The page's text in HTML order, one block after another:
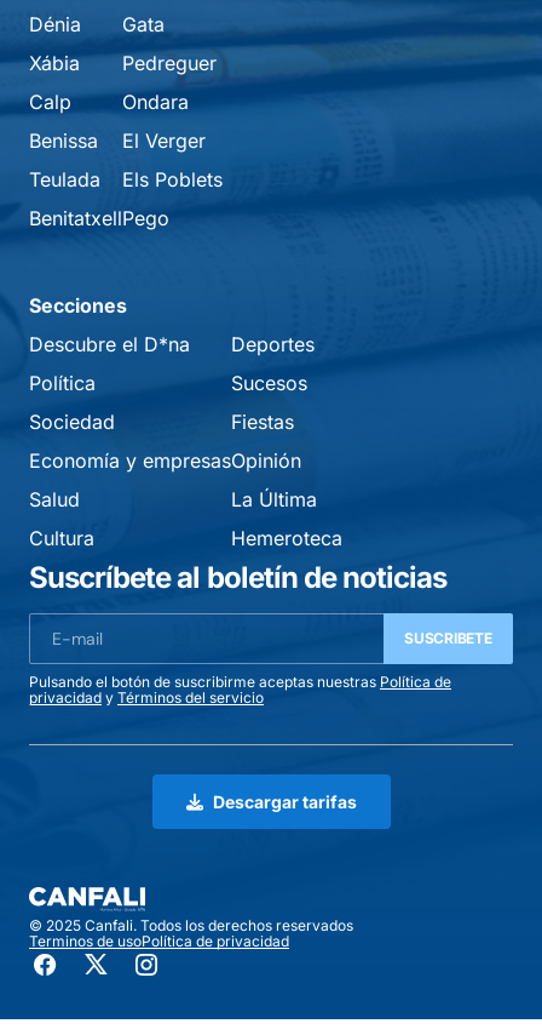
Dénia
Xábia
Calp
Benissa
Teulada
Benitatxell
Gata
Pedreguer
Ondara
El Verger
Els Poblets
Pego
Secciones
Descubre el D*na
Política
Sociedad
Economía y empresas
Salud
Cultura
Deportes
Sucesos
Fiestas
Opinión
La Última
Hemeroteca
Suscríbete al boletín de noticias
SUSCRIBETE
Pulsando el botón de suscribirme aceptas nuestras Política de
privacidad y Términos del servicio
Descargar tarifas
© 2025 Canfali. Todos los derechos reservados
Terminos de usoPolítica de privacidad